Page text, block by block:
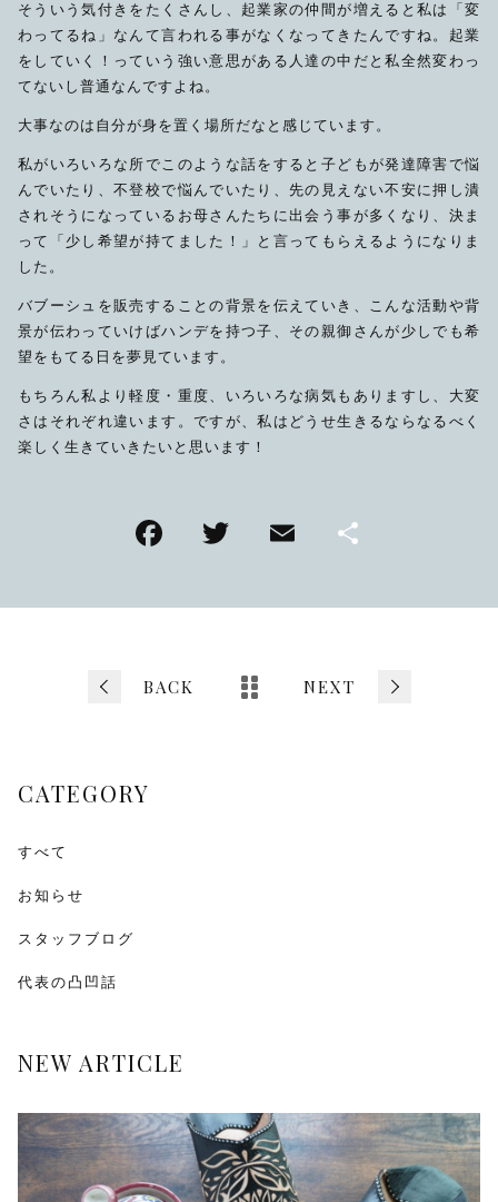
そういう気付きをたくさんし、起業家の仲間が増えると私は「変
わってるね」なんて言われる事がなくなってきたんですね。起業
をしていく！っていう強い意思がある人達の中だと私全然変わっ
てないし普通なんですよね。
大事なのは自分が身を置く場所だなと感じています。
私がいろいろな所でこのような話をすると子どもが発達障害で悩
んでいたり、不登校で悩んでいたり、先の見えない不安に押し潰
されそうになっているお母さんたちに出会う事が多くなり、決ま
って「少し希望が持てました！」と言ってもらえるようになりま
した。
バブーシュを販売することの背景を伝えていき、こんな活動や背
景が伝わっていけばハンデを持つ子、その親御さんが少しでも希
望をもてる日を夢見ています。
もちろん私より軽度・重度、いろいろな病気もありますし、大変
さはそれぞれ違います。ですが、私はどうせ生きるならなるべく
楽しく生きていきたいと思います！
c
b
tt
ai
BACK NEXT
CATEGORY
すべて
お知らせ
スタッフブログ
代表の凸凹話
NEW ARTICLE